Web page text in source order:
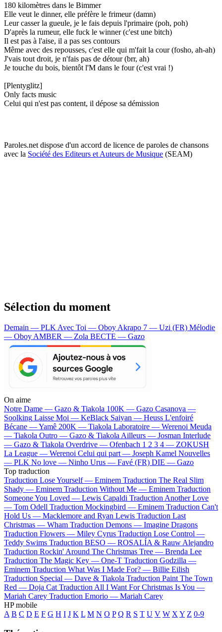
180 kilomètres dans le Bimmer
Elle veut le dinner, elle préfère le frimeur (damn)
Leur casser la gueule, je le fais depuis l'primaire (poh, poh)
D'après la rumeur, elle fuck le winner (c'est une bitch)
Il est pas à l'aise, il a pas ses contours
Même avec des repousses, c'est elle qui m'fait la cour (fosho, ah-ah)
J'vais tout droit, je n'fais pas de détour (brr, ah)
Je touche du bois, bientôt l'M dans le four (c'est vrai !)
[Plentyglitz]
Only facts music
Celui qui n'est pas content, il dépose sa démission
Paroles.net dispose d'un accord de licence de paroles de chansons
avec la Société des Editeurs et Auteurs de Musique (SEAM)
Sélection du moment
Demain — PLKAvec Toi — OboyAkrapo 7 — Uzi (FR) Mélodie
— OboyAMBER — Zola BECTE — Gazo
On aime
Notre Dame — Gazo & Tiakola 100K — Gazo Casanova —
Soolking Laisse Moi — KeBlack Saiyan — Heuss L'enfoiré
Bécane —Yamê 200K — Tiakola Laboratoire — Werenoi Meuda
— Tiakola Outro — Gazo & TiakolaAilleurs — Josman Interlude
— Gazo & Tiakola Overdrive — Ofenbach 1 2 3 4 — ZOKUSH
La League — Werenoi Celui qui part — Joseph Kamel Nouvelles
— PLK No love — Ninho Urus — Favé (FR) DIE — Gazo
Top traduction
Traduction Lose Yourself — Eminem Traduction The Real Slim
Shady — Eminem Traduction Without Me — Eminem Traduction
Someone You Loved — Lewis Capaldi Traduction Another Love
— Tom Odell Traduction Mockingbird — Eminem Traduction Can't
Hold Us — Macklemore and Ryan Lewis Traduction Last
Christmas — Wham Traduction Demons — Imagine Dragons
Traduction Flowers — Miley Cyrus Traduction Lose Control —
Teddy Swims Traduction BESO — ROSALÍA & Rauw Alejandro
Traduction Rockin' Around The Christmas Tree — Brenda Lee
Traduction The Magic Key — One-T Traduction Godzilla —
Eminem Traduction What Was I Made For? — Billie Eilish
Traduction Special — Dave & Tiakola Traduction Paint The Town
Red — Doja Cat Traduction All I Want For Christmas Is You —
Mariah Carey Traduction Emorio — Mariah Carey
HP mobile
A B C D E F G H I J K L M N O P Q R S T U V W XY Z 0-9